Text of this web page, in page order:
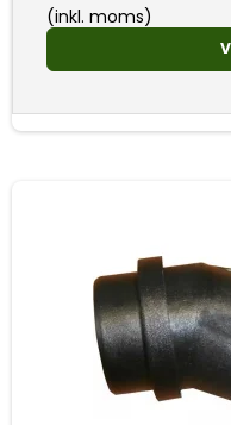
(inkl. moms)